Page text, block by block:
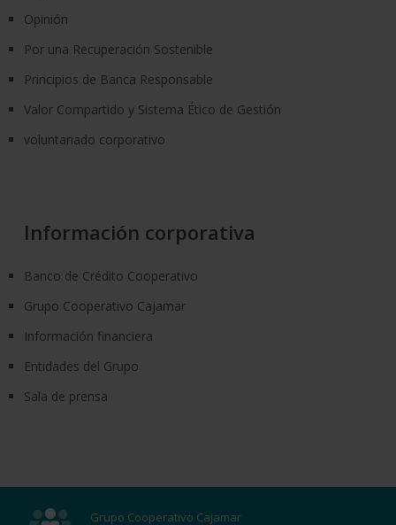
Opinión
Por una Recuperación Sostenible
Principios de Banca Responsable
Valor Compartido y Sistema Ético de Gestión
voluntariado corporativo
Información corporativa
Banco de Crédito Cooperativo
Grupo Cooperativo Cajamar
Información financiera
Entidades del Grupo
Sala de prensa
Grupo Cooperativo Cajamar